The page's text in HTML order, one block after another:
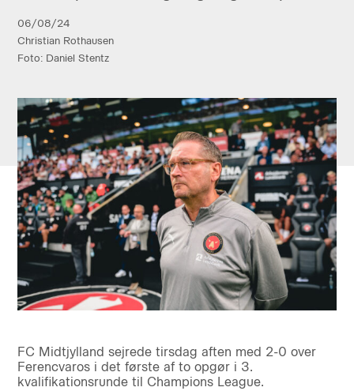
06/08/24
Christian Rothausen
Foto: Daniel Stentz
FC Midtjylland sejrede tirsdag aften med 2-0 over
Ferencvaros i det første af to opgør i 3.
kvalifikationsrunde til Champions League.